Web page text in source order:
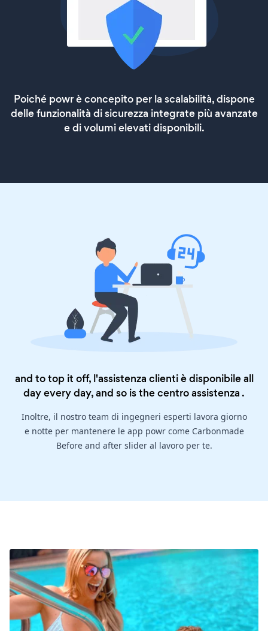
Poiché powr è concepito per la scalabilità, dispone
delle funzionalità di sicurezza integrate più avanzate
e di volumi elevati disponibili.
and to top it off, l'assistenza clienti è disponibile all
day every day, and so is thecentro assistenza .
Inoltre, il nostro team di ingegneri esperti lavora giorno
e notte per mantenere le app powr come Carbonmade
Before and after slider al lavoro per te.